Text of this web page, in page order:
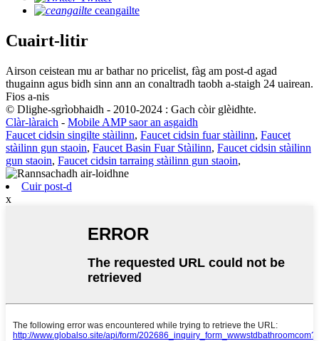
ceangailte
Cuairt-litir
Airson ceistean mu ar bathar no pricelist, fàg am post-d agad
thugainn agus bidh sinn ann an conaltradh taobh a-staigh 24 uairean.
Fios a-nis
© Dlighe-sgrìobhaidh - 2010-2024 : Gach còir glèidhte.
Clàr-làraich - Mobile AMP saor an asgaidh
Faucet cidsin singilte stàilinn, Faucet cidsin fuar stàilinn, Faucet
stàilinn gun staoin, Faucet Basin Fuar Stàilinn, Faucet cidsin stàilinn
gun staoin, Faucet cidsin tarraing stàilinn gun staoin,
Cuir post-d
x